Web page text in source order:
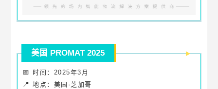
美国 PROMAT 2025
📅 时间：2025年3月
📍地点：美国·芝加哥